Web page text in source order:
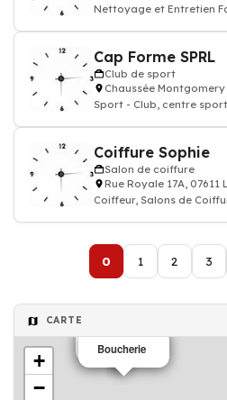
Nettoyage et Entretien
Cap Forme SPRL
Club de sport
Chaussée Montgomery
Sport - Club, centre
Coiffure Sophie
Salon de coiffure
Rue Royale 17A, 07611
Coiffeur, Salons de
0 1 2 3
CARTE
Boucherie
Boucherie
+
−